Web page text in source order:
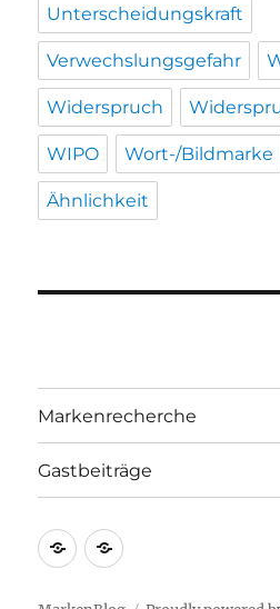
Unterscheidungskraft
Verwechslungsgefahr
Widerspruch
WIPO Wort-/Bildmarke
Ähnlichkeit
Markenrecherche
Gastbeiträge
Markenrecherche
Gastbeiträge